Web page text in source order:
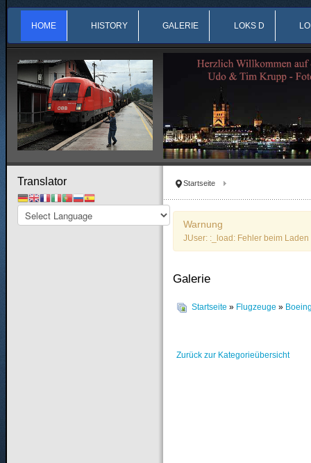
HOME HISTORY GALERIE LOKS D
Startseite
Warnung
JUser: :_load: Fehler beim
Galerie
Startseite » Flugzeuge »
Zurück zur Kategorieübersicht
Translator